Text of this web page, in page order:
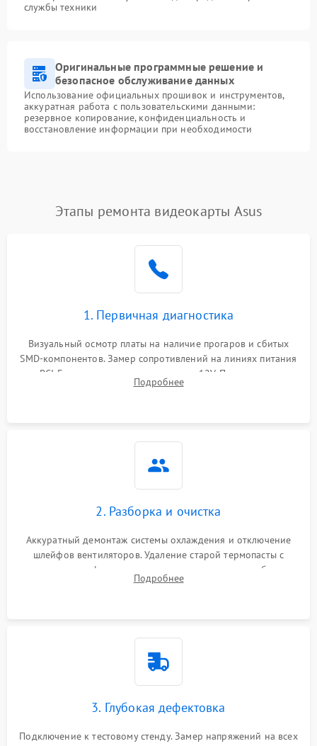
службы техники
Оригинальные программные решение и
безопасное обслуживание данных
Использование официальных прошивок и инструментов,
аккуратная работа с пользовательскими данными:
резервное копирование, конфиденциальность и
восстановление информации при необходимости
Этапы ремонта видеокарты Asus
1. Первичная диагностика
Визуальный осмотр платы на наличие прогаров и сбитых
SMD-компонентов. Замер сопротивлений на линиях питания
PCI-E и дополнительных разъемах 12V. Проверка на
короткое замыкание основных дросселей питания GPU и
Подробнее
2. Разборка и очистка
Аккуратный демонтаж системы охлаждения и отключение
шлейфов вентиляторов. Удаление старой термопасты с
кристалла графического чипа и термопрокладок с банок
памяти и зоны VRM. Очистка платы от пыли и окислов.
Подробнее
3. Глубокая дефектовка
Подключение к тестовому стенду. Замер напряжений на всех